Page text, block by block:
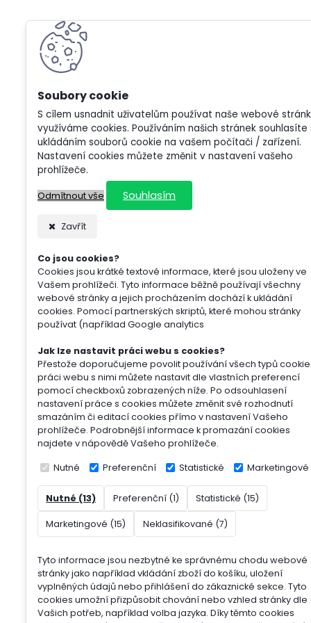
S cílem usnadnit uživatelům používat naše webové
využíváme cookies. Používáním našich stránek souhlasíte
ukládáním souborů cookie na vašem počítači / zařízení.
Nastavení cookies můžete změnit v nastavení vašeho
prohlížeče.
Odmítnout vše Souhlasím
Zavřít
Co jsou cookies?
Cookies jsou krátké textové informace, které jsou uloženy ve
Vašem prohlížeči. Tyto informace běžně používají všechny
webové stránky a jejich procházením dochází k ukládání
cookies. Pomocí partnerských skriptů, které mohou stránky
používat (například Google analytics
Jak lze nastavit práci webu s cookies?
Přestože doporučujeme povolit používání všech typů
práci webu s nimi můžete nastavit dle vlastních preferencí
pomocí checkboxů zobrazených níže. Po odsouhlasení
nastavení práce s cookies můžete změnit své rozhodnutí
smazáním či editací cookies přímo v nastavení Vašeho
prohlížeče. Podrobnější informace k promazání cookies
najdete v nápovědě Vašeho prohlížeče.
Nutné Preferenční Statistické Marketingové
Nutné (13) Preferenční (1) Statistické (15)
Marketingové (15) Neklasifikované (7)
Tyto informace jsou nezbytné ke správnému chodu webové
stránky jako například vkládání zboží do košíku, uložení
vyplněných údajů nebo přihlášení do zákaznické sekce. Tyto
cookies umožní přizpůsobit chování nebo vzhled stránky dle
Vašich potřeb, například volba jazyka. Díky těmto cookies